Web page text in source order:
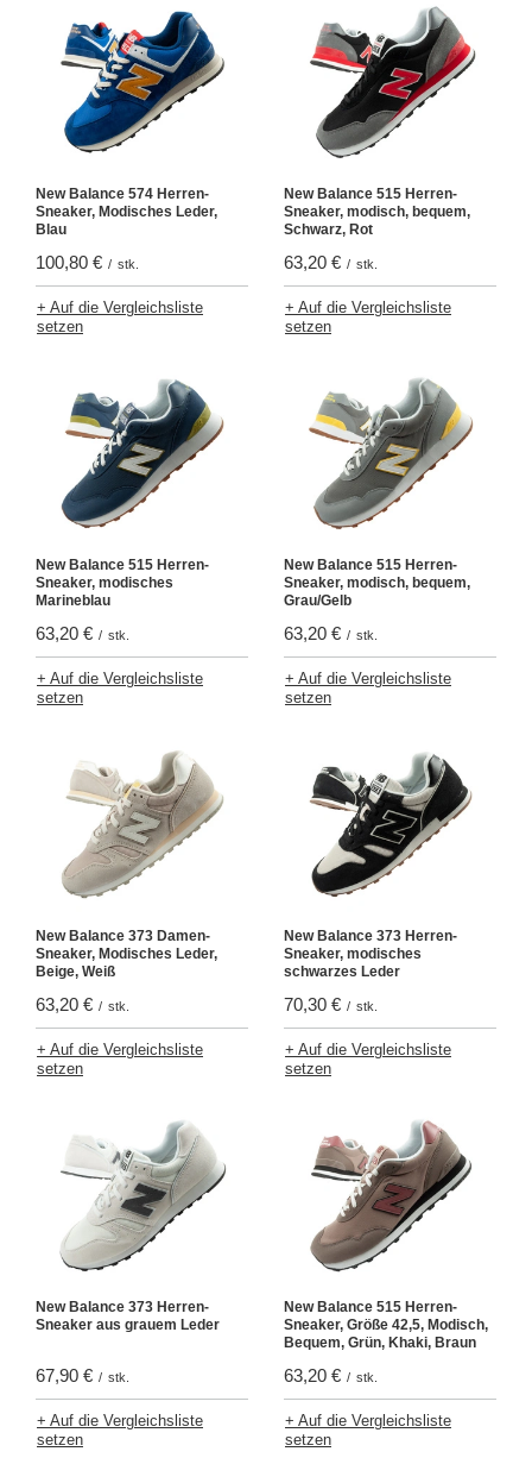
New Balance 574 Herren-
Sneaker, Modisches Leder,
Blau
100,80 € / stk.
+ Auf die Vergleichsliste
setzen
New Balance 515 Herren-
Sneaker, modisch, bequem,
Schwarz, Rot
63,20 € / stk.
+ Auf die Vergleichsliste
setzen
New Balance 515 Herren-
Sneaker, modisches
Marineblau
63,20 € / stk.
+ Auf die Vergleichsliste
setzen
New Balance 515 Herren-
Sneaker, modisch, bequem,
Grau/Gelb
63,20 € / stk.
+ Auf die Vergleichsliste
setzen
New Balance 373 Damen-
Sneaker, Modisches Leder,
Beige, Weiß
63,20 € / stk.
+ Auf die Vergleichsliste
setzen
New Balance 373 Herren-
Sneaker, modisches
schwarzes Leder
70,30 € / stk.
+ Auf die Vergleichsliste
setzen
New Balance 373 Herren-
Sneaker aus grauem Leder
67,90 € / stk.
+ Auf die Vergleichsliste
setzen
New Balance 515 Herren-
Sneaker, Größe 42,5, Modisch,
Bequem, Grün, Khaki, Braun
63,20 € / stk.
+ Auf die Vergleichsliste
setzen